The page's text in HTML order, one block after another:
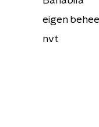
eigen
nvt